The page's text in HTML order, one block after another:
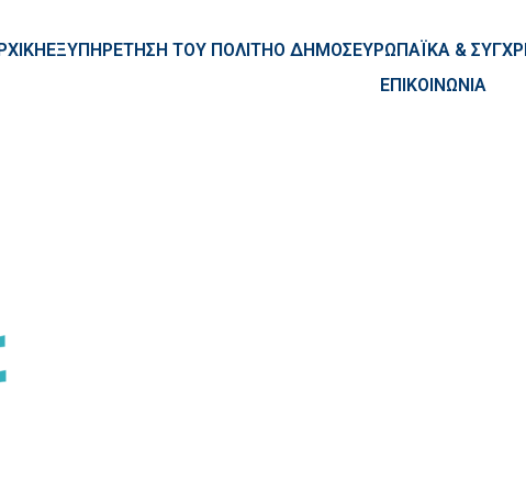
ΕΞΥΠΗΡΕΤΗΣΗ ΤΟΥ ΠΟΛΙΤΗΟ ΔΗΜΟΣΕΥΡΩΠΑΪΚΑ &
ΕΠΙΚΟΙΝΩΝΙΑ